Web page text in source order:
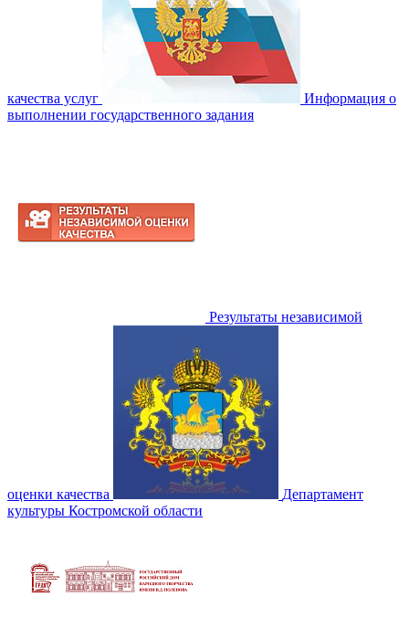
качества услуг
Информация о
выполнении государственного задания
Результаты независимой
оценки качества
Департамент
культуры Костромской области